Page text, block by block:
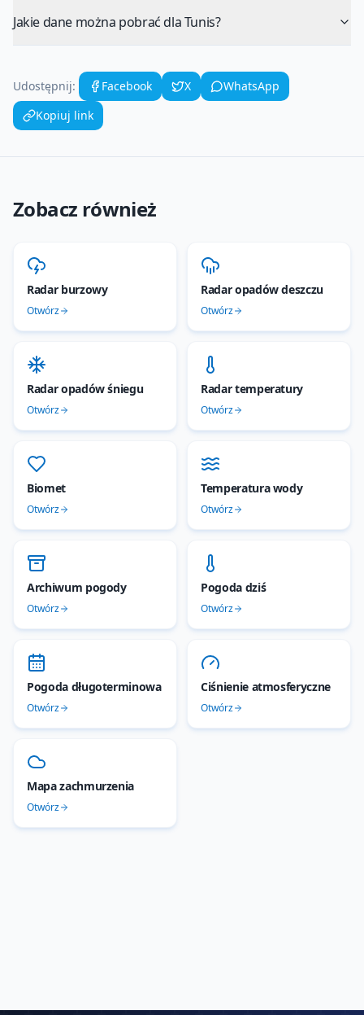
Jakie dane można pobrać dla Tunis?
Udostępnij: Facebook X
WhatsApp
Kopiuj link
Zobacz również
Radar burzowy
Otwórz
Radar opadów deszczu
Otwórz
Radar opadów śniegu
Otwórz
Radar temperatury
Otwórz
Biomet
Otwórz
Temperatura wody
Otwórz
Archiwum pogody
Otwórz
Pogoda dziś
Otwórz
Pogoda długoterminowa
Otwórz
Ciśnienie atmosferyczne
Otwórz
Mapa zachmurzenia
Otwórz